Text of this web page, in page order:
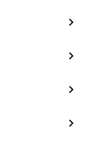
chevron_right
chevron_right
chevron_right
chevron_right